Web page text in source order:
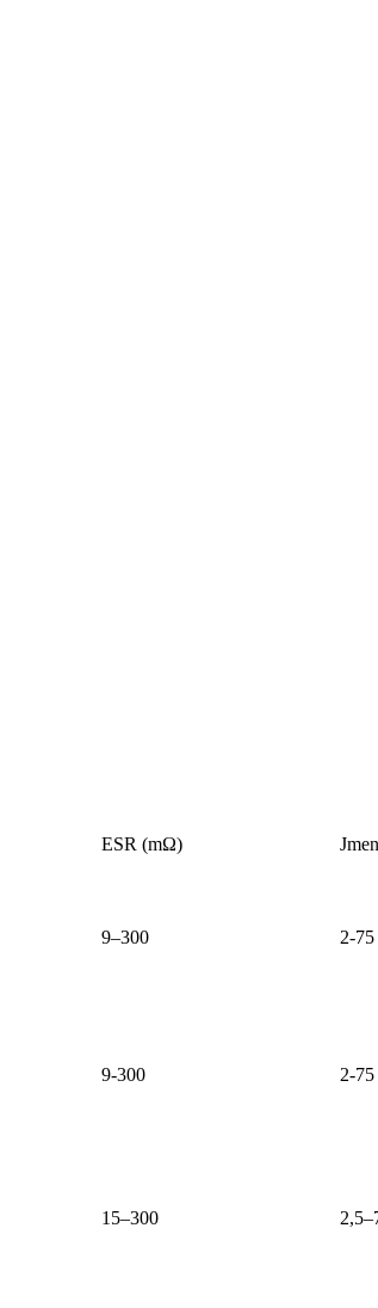
ESR (mΩ)
9–300 2-75
9-300 2-75
15–300